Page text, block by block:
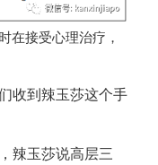
在接受心理治疗，
收到辣玉莎这个手
辣玉莎说高层三